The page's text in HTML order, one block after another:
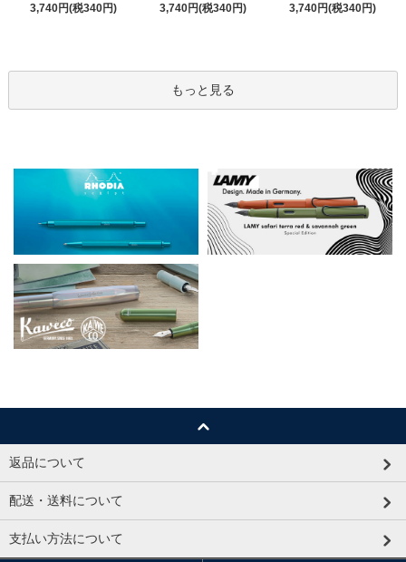
3,740円(税340円)
3,740円(税340円)
3,740円(税340円)
もっと見る
返品について
配送・送料について
支払い方法について